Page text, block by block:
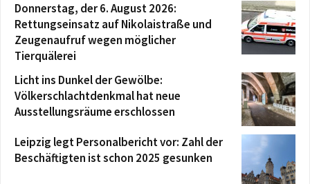
Donnerstag, der 6. August 2026:
Rettungseinsatz auf Nikolaistraße und
Zeugenaufruf wegen möglicher
Tierquälerei
Licht ins Dunkel der Gewölbe:
Völkerschlachtdenkmal hat neue
Ausstellungsräume erschlossen
Leipzig legt Personalbericht vor: Zahl der
Beschäftigten ist schon 2025 gesunken